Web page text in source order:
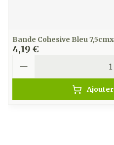
Bande Cohesive Bleu
4,19 €